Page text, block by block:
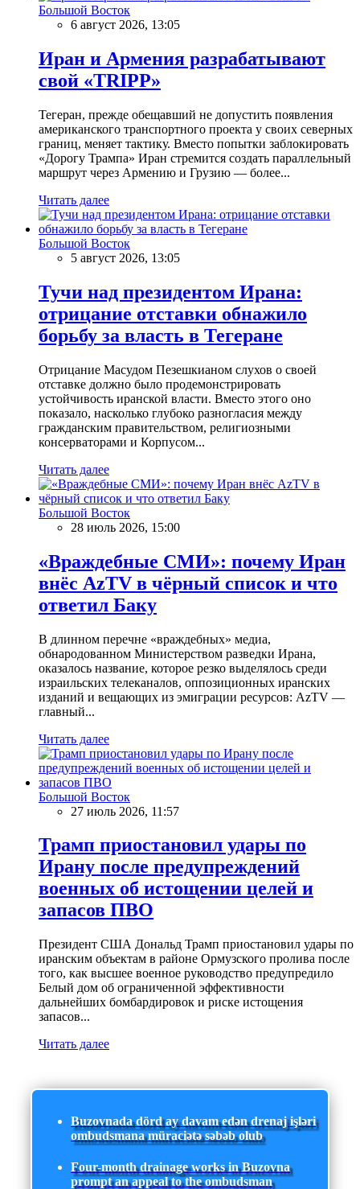
Большой Восток
6 август 2026, 13:05
Иран и Армения разрабатывают
свой «TRIPP»
Тегеран, прежде обещавший не допустить появления
американского транспортного проекта у своих северных
границ, меняет тактику. Вместо попытки заблокировать
«Дорогу Трампа» Иран стремится создать параллельный
маршрут через Армению и Грузию — более...
Читать далее
Большой Восток
5 август 2026, 13:05
Тучи над президентом Ирана:
отрицание отставки обнажило
борьбу за власть в Тегеране
Отрицание Масудом Пезешкианом слухов о своей
отставке должно было продемонстрировать
устойчивость иранской власти. Вместо этого оно
показало, насколько глубоко разногласия между
гражданским правительством, религиозными
консерваторами и Корпусом...
Читать далее
Большой Восток
28 июль 2026, 15:00
«Враждебные СМИ»: почему Иран
внёс AzTV в чёрный список и что
ответил Баку
В длинном перечне «враждебных» медиа,
обнародованном Министерством разведки Ирана,
оказалось название, которое резко выделялось среди
израильских телеканалов, оппозиционных иранских
изданий и вещающих из эмиграции ресурсов: AzTV —
главный...
Читать далее
Большой Восток
27 июль 2026, 11:57
Трамп приостановил удары по
Ирану после предупреждений
военных об истощении целей и
запасов ПВО
Президент США Дональд Трамп приостановил удары по
иранским объектам в районе Ормузского пролива после
того, как высшее военное руководство предупредило
Белый дом об ограниченной эффективности
дальнейших бомбардировок и риске истощения
запасов...
Читать далее
Buzovnada dörd ay davam edən drenaj işləri
ombudsmana müraciətə səbəb olub
Four-month drainage works in Buzovna
prompt an appeal to the ombudsman